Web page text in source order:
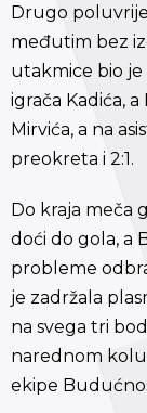
Drugo
međutim bez
utakmice bio
igrača Kadića,
Mirvića, a na
preokreta i 2:1.
Do kraja meča
doći do gola, a
probleme
je zadržala
na svega tri
narednom
ekipe